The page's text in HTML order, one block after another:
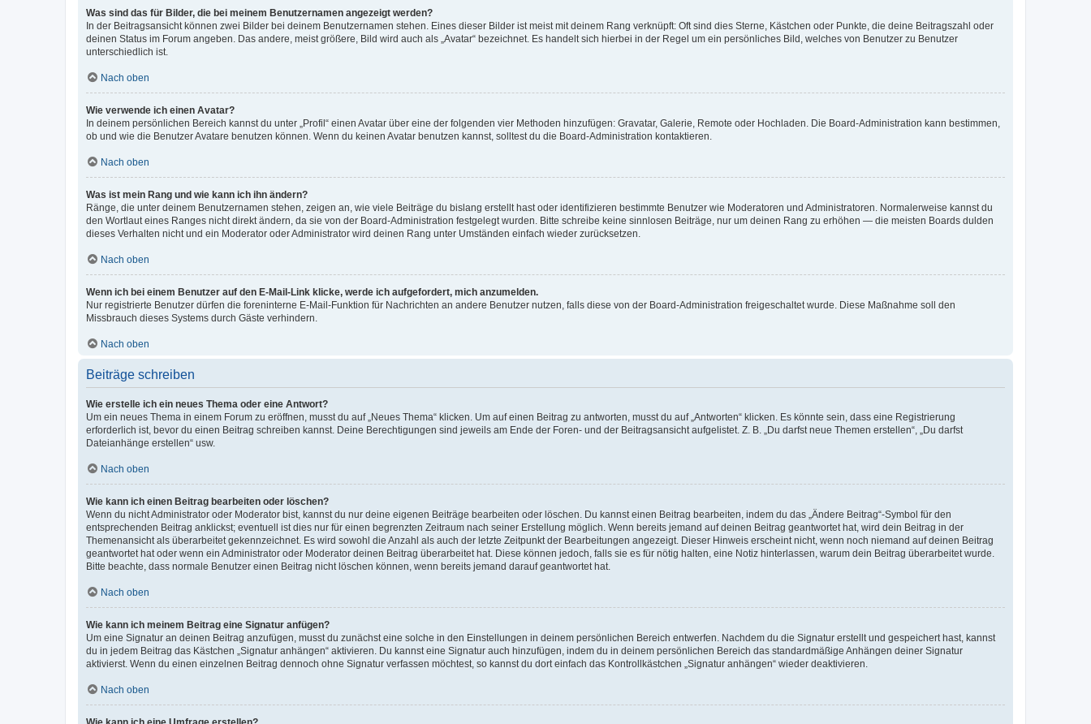
Was sind das für Bilder, die bei meinem Benutzernamen angezeigt werden?
In der Beitragsansicht können zwei Bilder bei deinem Benutzernamen stehen. Eines dieser Bilder ist meist mit deinem Rang verknüpft: Oft sind dies Sterne, Kästchen oder Punkte, die deine Beitragszahl oder
deinen Status im Forum angeben. Das andere, meist größere, Bild wird auch als „Avatar“ bezeichnet. Es handelt sich hierbei in der Regel um ein persönliches Bild, welches von Benutzer zu Benutzer
unterschiedlich ist.
Nach oben
Wie verwende ich einen Avatar?
In deinem persönlichen Bereich kannst du unter „Profil“ einen Avatar über eine der folgenden vier Methoden hinzufügen: Gravatar, Galerie, Remote oder Hochladen. Die Board-Administration kann bestimmen,
ob und wie die Benutzer Avatare benutzen können. Wenn du keinen Avatar benutzen kannst, solltest du die Board-Administration kontaktieren.
Nach oben
Was ist mein Rang und wie kann ich ihn ändern?
Ränge, die unter deinem Benutzernamen stehen, zeigen an, wie viele Beiträge du bislang erstellt hast oder identifizieren bestimmte Benutzer wie Moderatoren und Administratoren. Normalerweise kannst du
den Wortlaut eines Ranges nicht direkt ändern, da sie von der Board-Administration festgelegt wurden. Bitte schreibe keine sinnlosen Beiträge, nur um deinen Rang zu erhöhen — die meisten Boards dulden
dieses Verhalten nicht und ein Moderator oder Administrator wird deinen Rang unter Umständen einfach wieder zurücksetzen.
Nach oben
Wenn ich bei einem Benutzer auf den E-Mail-Link klicke, werde ich aufgefordert, mich anzumelden.
Nur registrierte Benutzer dürfen die foreninterne E-Mail-Funktion für Nachrichten an andere Benutzer nutzen, falls diese von der Board-Administration freigeschaltet wurde. Diese Maßnahme soll den
Missbrauch dieses Systems durch Gäste verhindern.
Nach oben
Beiträge schreiben
Wie erstelle ich ein neues Thema oder eine Antwort?
Um ein neues Thema in einem Forum zu eröffnen, musst du auf „Neues Thema“ klicken. Um auf einen Beitrag zu antworten, musst du auf „Antworten“ klicken. Es könnte sein, dass eine Registrierung
erforderlich ist, bevor du einen Beitrag schreiben kannst. Deine Berechtigungen sind jeweils am Ende der Foren- und der Beitragsansicht aufgelistet. Z. B. „Du darfst neue Themen erstellen“, „Du darfst
Dateianhänge erstellen“ usw.
Nach oben
Wie kann ich einen Beitrag bearbeiten oder löschen?
Wenn du nicht Administrator oder Moderator bist, kannst du nur deine eigenen Beiträge bearbeiten oder löschen. Du kannst einen Beitrag bearbeiten, indem du das „Ändere Beitrag“-Symbol für den
entsprechenden Beitrag anklickst; eventuell ist dies nur für einen begrenzten Zeitraum nach seiner Erstellung möglich. Wenn bereits jemand auf deinen Beitrag geantwortet hat, wird dein Beitrag in der
Themenansicht als überarbeitet gekennzeichnet. Es wird sowohl die Anzahl als auch der letzte Zeitpunkt der Bearbeitungen angezeigt. Dieser Hinweis erscheint nicht, wenn noch niemand auf deinen Beitrag
geantwortet hat oder wenn ein Administrator oder Moderator deinen Beitrag überarbeitet hat. Diese können jedoch, falls sie es für nötig halten, eine Notiz hinterlassen, warum dein Beitrag überarbeitet wurde.
Bitte beachte, dass normale Benutzer einen Beitrag nicht löschen können, wenn bereits jemand darauf geantwortet hat.
Nach oben
Wie kann ich meinem Beitrag eine Signatur anfügen?
Um eine Signatur an deinen Beitrag anzufügen, musst du zunächst eine solche in den Einstellungen in deinem persönlichen Bereich entwerfen. Nachdem du die Signatur erstellt und gespeichert hast, kannst
du in jedem Beitrag das Kästchen „Signatur anhängen“ aktivieren. Du kannst eine Signatur auch hinzufügen, indem du in deinem persönlichen Bereich das standardmäßige Anhängen deiner Signatur
aktivierst. Wenn du einen einzelnen Beitrag dennoch ohne Signatur verfassen möchtest, so kannst du dort einfach das Kontrollkästchen „Signatur anhängen“ wieder deaktivieren.
Nach oben